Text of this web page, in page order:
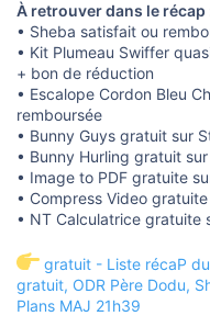
À retrouver dans le récap
• Sheba satisfait ou
• Kit Plumeau Swiffer
+ bon de réduction
• Escalope Cordon Bleu
remboursée
• Bunny Guys gratuit sur
• Bunny Hurling gratuit
• Image to PDF gratuite
• Compress Video
• NT Calculatrice gratuite
gratuit - Liste récaP
gratuit, ODR Père Dodu,
Plans MAJ 21h39